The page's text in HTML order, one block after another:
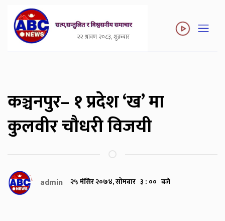
२२ श्रावण २०८३, शुक्रबार
कञ्चनपुर– १ प्रदेश ‘ख’ मा
कुलवीर चौधरी विजयी
admin २५ मंसिर २०७४, सोमबार ३ : ०० बजे